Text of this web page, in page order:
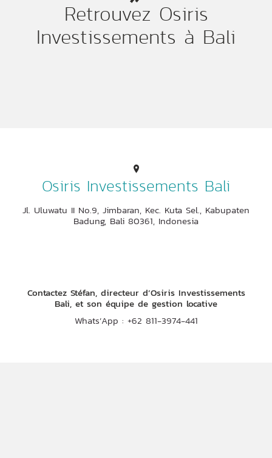
Retrouvez Osiris
Investissements à Bali
Osiris Investissements Bali
Jl. Uluwatu II No.9, Jimbaran, Kec. Kuta Sel., Kabupaten
Badung, Bali 80361, Indonesia
Contactez Stéfan, directeur d’Osiris Investissements
Bali, et son équipe de gestion locative
Whats’App : +62 811-3974-441